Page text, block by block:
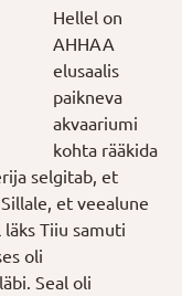
Hellel on
AHHAA
elusaalis
paikneva
akvaariumi
kohta rääkida
selgitab, et
et veealune
Tiiu samuti
oli
Seal oli